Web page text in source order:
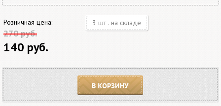
Розничная цена:
270 руб.
140 руб.
3 шт . на складе
В корзину